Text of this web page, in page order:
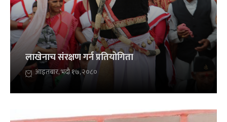
लाखेनाच संरक्षण गर्न प्रतियोगिता
आइतबार, भदौ १७, २०८०